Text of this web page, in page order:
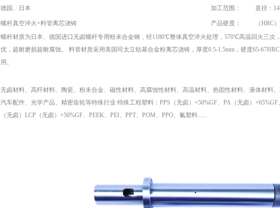
德国、日本 加工范围： 直径：
螺杆真空淬火+料管离芯浇铸 产品硬度： （HRC）
螺杆材质为日本、德国进口无卤螺杆专用粉末合金钢，经1180℃整体真空淬火处理，570℃高温回火三次
优，超耐磨损超耐腐蚀。 料管材质采用美国司太立钴基合金粉离芯浇铸，厚度0.5-1.5mm，硬度65-
用。
无卤材料、高纤材料、陶瓷、粉末合金、磁性材料、高腐蚀性材料、高温材料、热固性材料、液体材料
汽车配件、光学产品、精密齿轮等特殊行业 特殊工程塑料：PPS（无卤）+50%GF、PA（无卤）
（无卤）LCP（无卤）+50%GF、PEEK、PEI、PPT、POM、PPO、氟塑料......